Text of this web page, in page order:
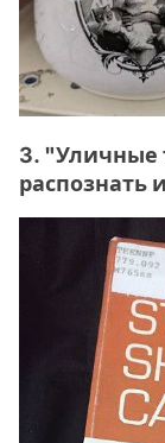
3. "Уличные
распознать